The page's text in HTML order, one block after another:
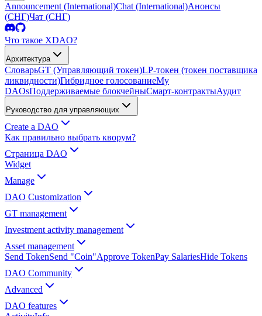
Announcement (International)Chat (International)Анонсы
(СНГ)Чат (СНГ)
Что такое XDAO?
Архитектура
СловарьGT (Управляющий токен)LP-токен (токен поставщика
ликвидности)Гибридное голосованиеMy
DAOsПоддерживаемые блокчейныСмарт-контрактыАудит
Руководство для управляющих
Create a DAO
Как правильно выбрать кворум?
Страница DAO
Widget
Manage
DAO Customization
GT management
Investment activity management
Asset management
Send TokenSend "Coin"Approve TokenPay SalariesHide Tokens
DAO Community
Advanced
DAO features